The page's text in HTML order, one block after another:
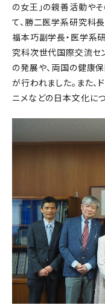
の女王」の親善活動や
て、勝二医学系研究科
福本巧副学長・医学系
究科次世代国際交流セ
の発展や、両国の健康
が行われました。また、
ニメなどの日本文化に